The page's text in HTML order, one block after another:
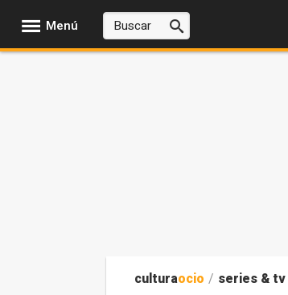
Menú
culturaocio / series & tv